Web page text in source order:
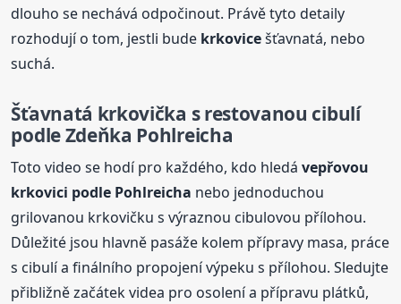
dlouho se nechává odpočinout. Právě tyto detaily
rozhodují o tom, jestli bude krkovicešťavnatá, nebo
suchá.
Šťavnatá krkovička s restovanou cibulí
podle Zdeňka Pohlreicha
Toto video se hodí pro každého, kdo hledávepřovou
krkovici podle Pohlreicha nebo jednoduchou
grilovanou krkovičku s výraznou cibulovou přílohou.
Důležité jsou hlavně pasáže kolem přípravy masa, práce
s cibulí a finálního propojení výpeku s přílohou. Sledujte
přibližně začátek videa pro osolení a přípravu plátků,